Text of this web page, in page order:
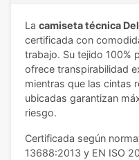
La camiseta técnica
certificada con
trabajo. Su tejido 100%
ofrece transpirabilidad
mientras que las cintas
ubicadas garantizan
riesgo.
Certificada según
13688:2013 y EN ISO